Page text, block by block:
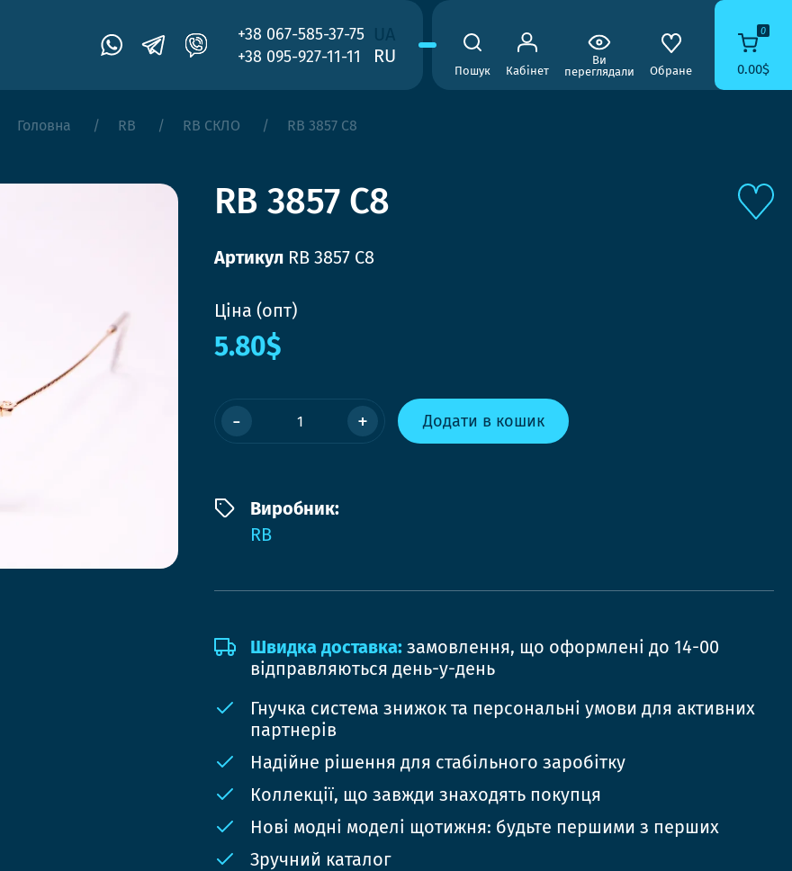
+38 067-585-37-75
+38 095-927-11-11
RU
Пошук Кабінет
Ви
переглядали
Обране
0
0.00$
Головна RB RB СКЛО RB 3857 C8
RB 3857 C8
Артикул RB 3857 C8
Ціна (опт)
5.80$
- + Додати в кошик
Виробник:
RB
Швидка доставка: замовлення, що оформлені до 14-00
відправляються день-у-день
Гнучка система знижок та персональні умови для активних
партнерів
Надійне рішення для стабільного заробітку
Коллекції, що завжди знаходять покупця
Нові модні моделі щотижня: будьте першими з перших
Зручний каталог